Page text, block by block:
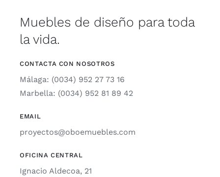
Muebles de diseño para toda
la vida.
CONTACTA CON NOSOTROS
Málaga: (0034) 952 27 73 16
Marbella: (0034) 952 81 89 42
EMAIL
proyectos@oboemuebles.com
OFICINA CENTRAL
Ignacio Aldecoa, 21